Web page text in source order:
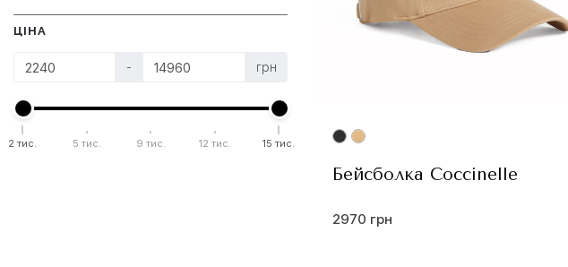
ЦІНА
- грн
2 тис. 5 тис. 9 тис. 12 тис. 15 тис.
Бейсболка Coccinelle
2970 грн